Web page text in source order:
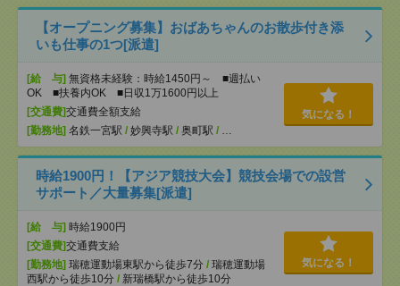
【オープニング募集】おばあちゃんのお散歩付き添
いも仕事の1つ[派遣]
[給 与] 無資格未経験：時給1450円～ ■週払い
OK ■扶養内OK ■日収1万1600円以上
[交通費]交通費全額支給
[勤務地] 名鉄一宮駅 / 妙興寺駅 / 奥町駅 / …
気になる！
時給1900円！【アジア競技大会】競技会場での設営
サポート／大量募集[派遣]
[給 与] 時給1900円
[交通費]交通費支給
[勤務地] 瑞穂運動場東駅から徒歩7分 / 瑞穂運動場
西駅から徒歩10分 / 新瑞橋駅から徒歩10分
気になる！